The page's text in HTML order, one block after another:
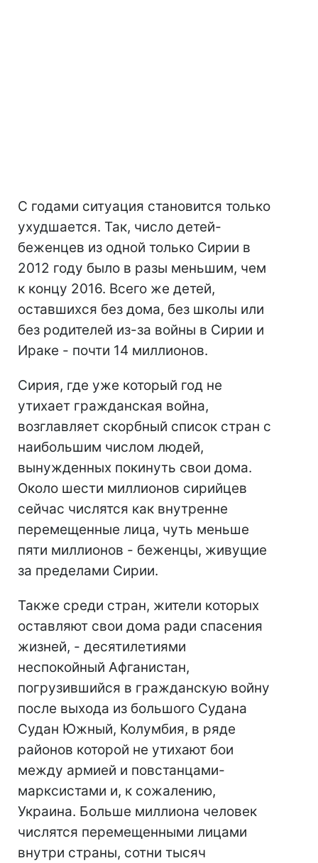
С годами ситуация становится только
ухудшается. Так, число детей-
беженцев из одной только Сирии в
2012 году было в разы меньшим, чем
к концу 2016. Всего же детей,
оставшихся без дома, без школы или
без родителей из-за войны в Сирии и
Ираке - почти 14 миллионов.
Сирия, где уже который год не
утихает гражданская война,
возглавляет скорбный список стран с
наибольшим числом людей,
вынужденных покинуть свои дома.
Около шести миллионов сирийцев
сейчас числятся как внутренне
перемещенные лица, чуть меньше
пяти миллионов - беженцы, живущие
за пределами Сирии.
Также среди стран, жители которых
оставляют свои дома ради спасения
жизней, - десятилетиями
неспокойный Афганистан,
погрузившийся в гражданскую войну
после выхода из большого Судана
Судан Южный, Колумбия, в ряде
районов которой не утихают бои
между армией и повстанцами-
марксистами и, к сожалению,
Украина. Больше миллиона человек
числятся перемещенными лицами
внутри страны, сотни тысяч